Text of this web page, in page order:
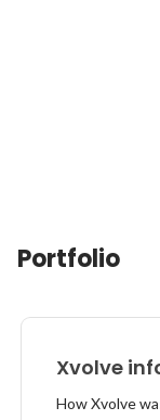
Portfolio
Xvolve
How Xvolve